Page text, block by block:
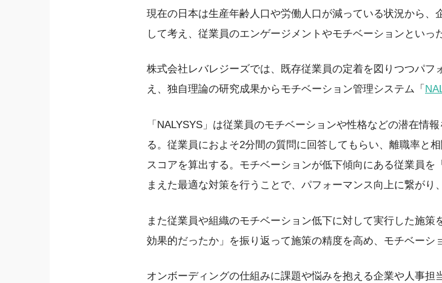
現在の日本は生産年齢人口や労働人口が減っている状況から、
して考え、従業員のエンゲージメントやモチベーションといっ
株式会社レバレジーズでは、既存従業員の定着を図りつつパフ
え、独自理論の研究成果からモチベーション管理システム「
「NALYSYS」は従業員のモチベーションや性格などの潜在情
る。従業員におよそ2分間の質問に回答してもらい、離職率と
スコアを算出する。モチベーションが低下傾向にある従業員を
まえた最適な対策を行うことで、パフォーマンス向上に繋がり
また従業員や組織のモチベーション低下に対して実行した施
効果的だったか」を振り返って施策の精度を高め、モチベーシ
オンボーディングの仕組みに課題や悩みを抱える企業や人事